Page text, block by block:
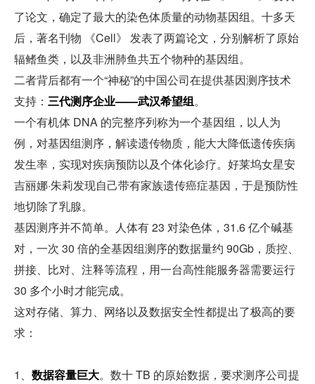
了论文，确定了最大的染色体质量的动物基因组。十多天
后，著名刊物 《Cell》 发表了两篇论文，分别解析了原始
辐鳍鱼类，以及非洲肺鱼共五个物种的基因组。
二者背后都有一个“神秘”的中国公司在提供基因测序技术
支持： 三代测序企业——武汉希望组。
一个有机体 DNA 的完整序列称为一个基因组，以人为
例，对基因组测序，解读遗传物质，能大大降低遗传疾病
发生率，实现对疾病预防以及个体化诊疗。好莱坞女星安
吉丽娜·朱莉发现自己带有家族遗传癌症基因，于是预防性
地切除了乳腺。
基因测序并不简单。人体有 23 对染色体，31.6 亿个碱基
对，一次 30 倍的全基因组测序的数据量约 90Gb，质控、
拼接、比对、注释等流程，用一台高性能服务器需要运行
30 多个小时才能完成。
这对存储、算力、网络以及数据安全性都提出了极高的要
求：
1、 数据容量巨大。数十 TB 的原始数据，要求测序公司提